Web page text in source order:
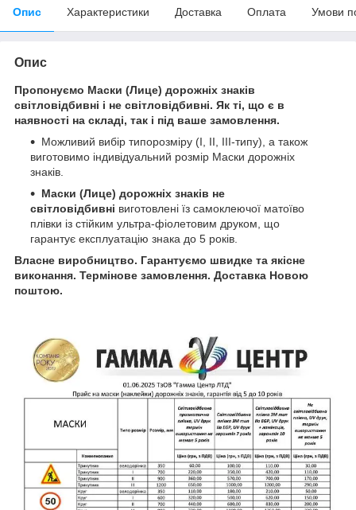
Опис Характеристики Доставка Оплата Умови
Опис
Пропонуємо Маски (Лице) дорожніх знаків
світловідбивні і не світловідбивні. Як ті, що є в
наявності на складі, так і під ваше замовлення.
Можливий вибір типорозміру (І, ІІ, ІІІ-типу), а також
виготовимо індивідуальний розмір Маски дорожніх
знаків.
Маски (Лице) дорожніх знаків не
світловідбивні виготовлені їз самоклеючої матоїво
плівки із стійким ультра-фіолетовим друком, що
гарантує експлуатацію знака до 5 років.
Власне виробництво. Гарантуємо швидке та якісне
виконання. Термінове замовлення. Доставка Новою
поштою.